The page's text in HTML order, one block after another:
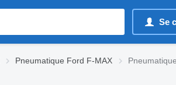
Se
Pneumatique Ford F-MAX